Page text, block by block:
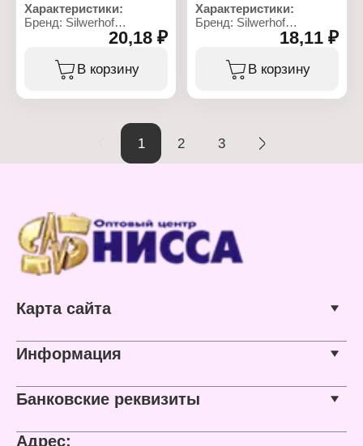
Характеристики:
Бренд: Silwerhof
Артикул: 1189555
Тип товара: Маркер
Вариация:
текстовыделитель
Материал: пластик
Цвет чернил: желтый
Толщина линии: 1-4 мм
20,18 ₽
В корзину
Характеристики:
Бренд: Silwerhof
Артикул: 477522
Тип товара: Маркер
Форма наконечника:
Цвет чернил: черный
18,11 ₽
В корзину
1 2 3
Карта сайта
Информация
Банковские реквизиты
Адрес: